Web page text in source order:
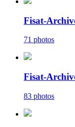
Fisat-
71 photos
Fisat-
83 photos